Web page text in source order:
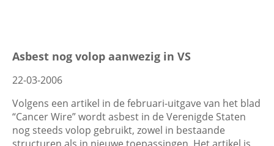
Asbest nog volop aanwezig in VS
22-03-2006
Volgens een artikel in de februari-uitgave van het blad
“Cancer Wire” wordt asbest in de Verenigde Staten
nog steeds volop gebruikt, zowel in bestaande